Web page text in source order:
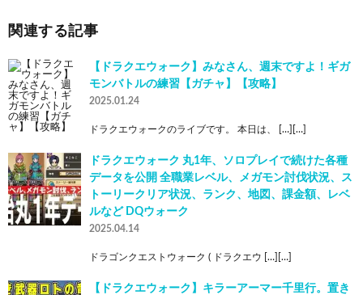
関連する記事
【ドラクエウォーク】みなさん、週末ですよ！ギガ
モンバトルの練習【ガチャ】【攻略】
2025.01.24
ドラクエウォークのライブです。 本日は、 […][…]
ドラクエウォーク 丸1年、ソロプレイで続けた各種
データを公開 全職業レベル、メガモン討伐状況、ス
トーリークリア状況、ランク、地図、課金額、レベ
ルなど DQウォーク
2025.04.14
ドラゴンクエストウォーク ( ドラクエウ […][…]
【ドラクエウォーク】キラーアーマー千里行。置き